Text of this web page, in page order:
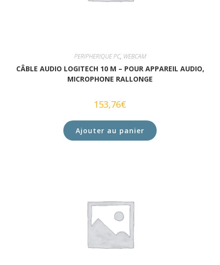
PERIPHERIQUE PC, WEBCAM
CÂBLE AUDIO LOGITECH 10 M – POUR APPAREIL AUDIO,
MICROPHONE RALLONGE
153,76€
Ajouter au panier